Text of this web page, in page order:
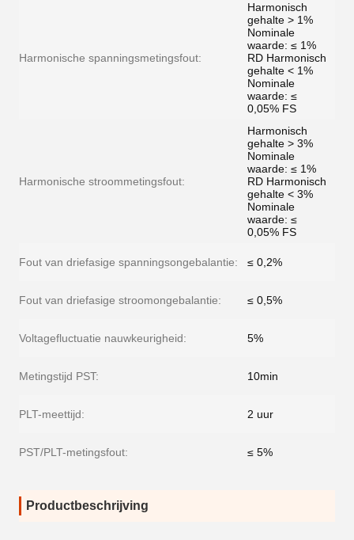
Harmonische spanningsmetingsfout:
Harmonisch
gehalte > 1%
Nominale
waarde: ≤ 1%
RD Harmonisch
gehalte < 1%
Nominale
waarde: ≤
0,05% FS
Harmonische stroommetingsfout:
Harmonisch
gehalte > 3%
Nominale
waarde: ≤ 1%
RD Harmonisch
gehalte < 3%
Nominale
waarde: ≤
0,05% FS
Fout van driefasige spanningsongebalantie: ≤ 0,2%
Fout van driefasige stroomongebalantie: ≤ 0,5%
Voltagefluctuatie nauwkeurigheid: 5%
Metingstijd PST: 10min
PLT-meettijd: 2 uur
PST/PLT-metingsfout: ≤ 5%
Productbeschrijving